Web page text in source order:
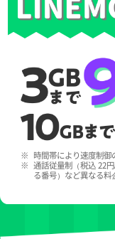
※ 時間帯により速度制御
※ 通話従量制（税込 22
る番号）など異なる料